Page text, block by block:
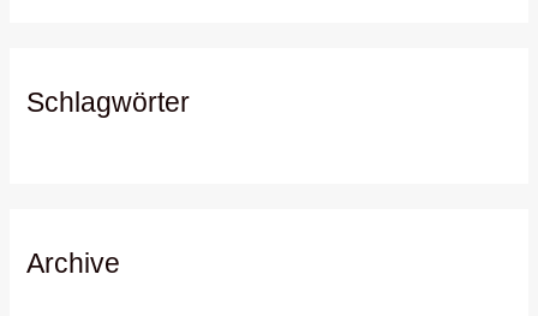
Schlagwörter
Archive